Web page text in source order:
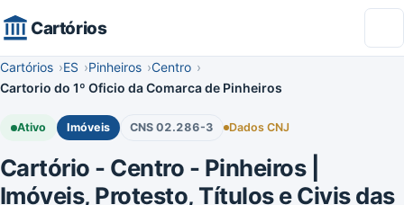
Cartórios
Cartórios ES Pinheiros
Centro
Cartorio do 1º Oficio da Comarca de Pinheiros
Ativo Imóveis CNS 02.286-3 Dados CNJ
Cartório - Centro - Pinheiros |
Imóveis, Protesto, Títulos e Civis das